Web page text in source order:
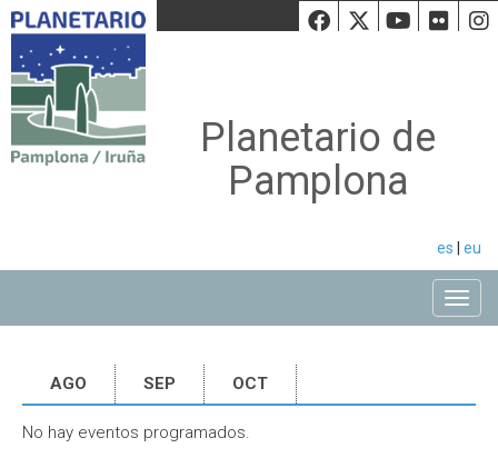
Facebook
Twiiter
Planetario de
Pamplona
es eu
AGO SEP OCT
No hay eventos programados.